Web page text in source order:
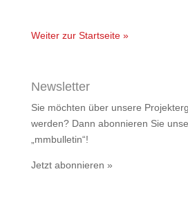
Weiter zur Startseite »
Newsletter
Sie möchten über unsere
werden? Dann abonnieren Sie
„mmbulletin“!
Jetzt abonnieren »